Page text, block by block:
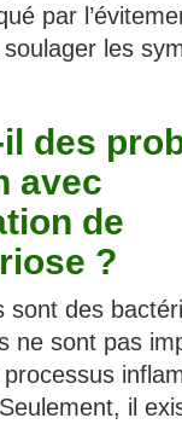
par
les
il des
avec
de
?
sont des
ne sont pas
processus
il